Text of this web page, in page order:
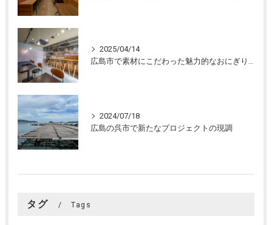
2025/04/14
広島市で素材にこだわった魅力的なおにぎり屋さんの設計。店舗設計、店舗デザインはasazu design office
2024/07/18
広島の呉市で新たなプロジェクトの現調
タグ Tags